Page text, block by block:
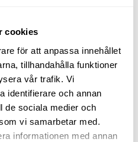
cookies
för att anpassa innehållet
tillhandahålla funktioner
vår trafik. Vi
identifierare och annan
de sociala medier och
vi samarbetar med.
informationen med annan
Almby - perfekt
och city -
gavellägenhet!
i tre väderstreck